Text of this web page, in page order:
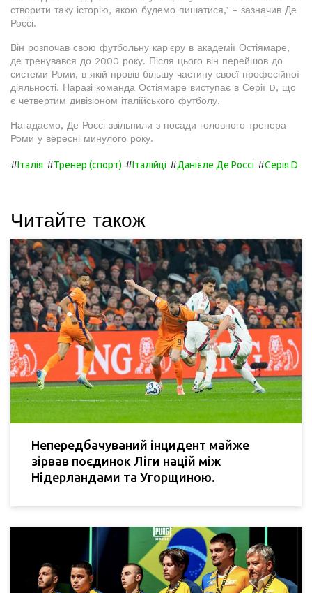
створити таку історію, якою будемо пишатися," - зазначив Де
Россі.
Він розпочав свою футбольну кар'єру в академії Остіямаре,
де тренувався до 2000 року. Після цього він перейшов до
системи Роми, в якій провів більшу частину своєї професійної
діяльності. Наразі команда Остіямаре виступає в Серії D, що
є четвертим дивізіоном італійського футболу.
Нагадаємо, Де Россі звільнили з посади головного тренера
Роми у вересні минулого року.
#Італія #Тренер (спорт) #Італійці #Данієле Де Россі #Серія D
Читайте також
Непередбачуваний інцидент майже
зірвав поєдинок Ліги націй між
Нідерландами та Угорщиною.